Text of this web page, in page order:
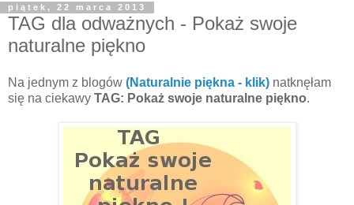
piątek, 22 marca 2013
TAG dla odważnych - Pokaż swoje
naturalne piękno
Na jednym z blogów (Naturalnie piękna - klik) natknęłam
się na ciekawy TAG: Pokaż swoje naturalne piękno.